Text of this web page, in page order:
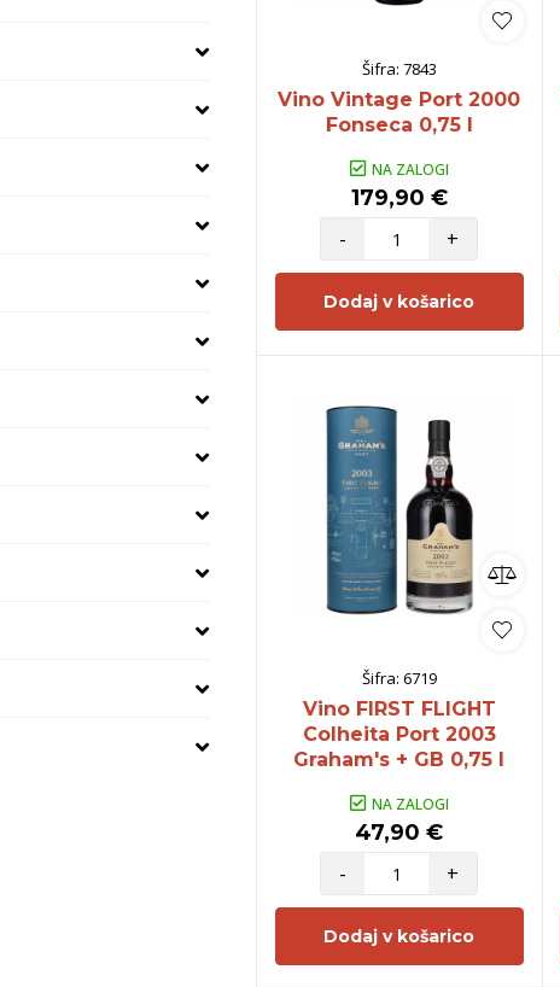
Šifra: 7843
Vino Vintage Port 2000
Fonseca 0,75 l
NA ZALOGI
179,90 €
-
+
Dodaj v košarico
Šifra: 6719
Vino FIRST FLIGHT
Colheita Port 2003
Graham's + GB 0,75 l
NA ZALOGI
47,90 €
-
+
Dodaj v košarico